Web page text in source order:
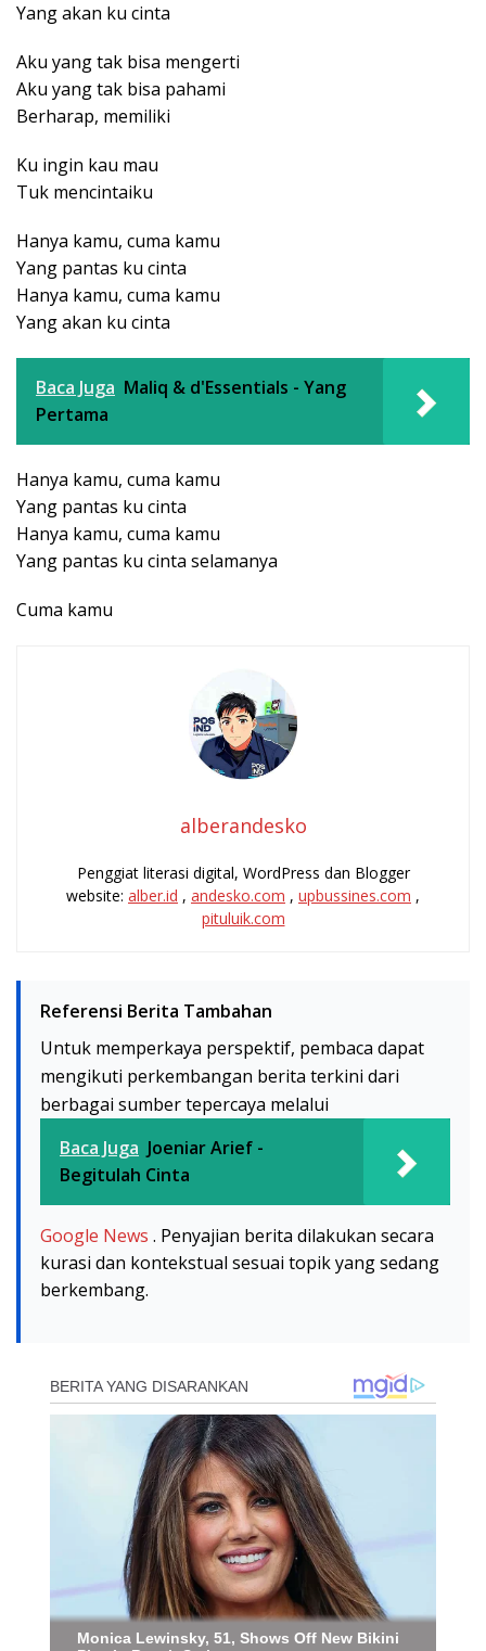
Yang akan ku cinta
Aku yang tak bisa mengerti
Aku yang tak bisa pahami
Berharap, memiliki
Ku ingin kau mau
Tuk mencintaiku
Hanya kamu, cuma kamu
Yang pantas ku cinta
Hanya kamu, cuma kamu
Yang akan ku cinta
Baca Juga Maliq & d'Essentials - Yang
Pertama
Hanya kamu, cuma kamu
Yang pantas ku cinta
Hanya kamu, cuma kamu
Yang pantas ku cinta selamanya
Cuma kamu
alberandesko
Penggiat literasi digital, WordPress dan Blogger
website: alber.id , andesko.com , upbussines.com ,
pituluik.com
Referensi Berita Tambahan
Untuk memperkaya perspektif, pembaca dapat
mengikuti perkembangan berita terkini dari
berbagai sumber tepercaya melalui
Baca Juga Joeniar Arief -
Begitulah Cinta
Google News . Penyajian berita dilakukan secara
kurasi dan kontekstual sesuai topik yang sedang
berkembang.